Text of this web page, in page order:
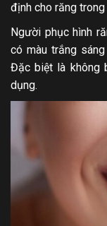
định cho răng
Người phục hình
có màu trắng
Đặc biệt là không
dụng.